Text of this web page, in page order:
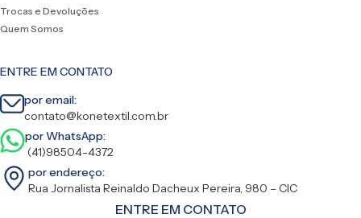
Trocas e Devoluções
Quem Somos
ENTRE EM CONTATO
por email:
contato@konetextil.com.br
por WhatsApp:
(41)98504-4372
por endereço:
Rua Jornalista Reinaldo Dacheux Pereira, 980 – CIC
ENTRE EM CONTATO